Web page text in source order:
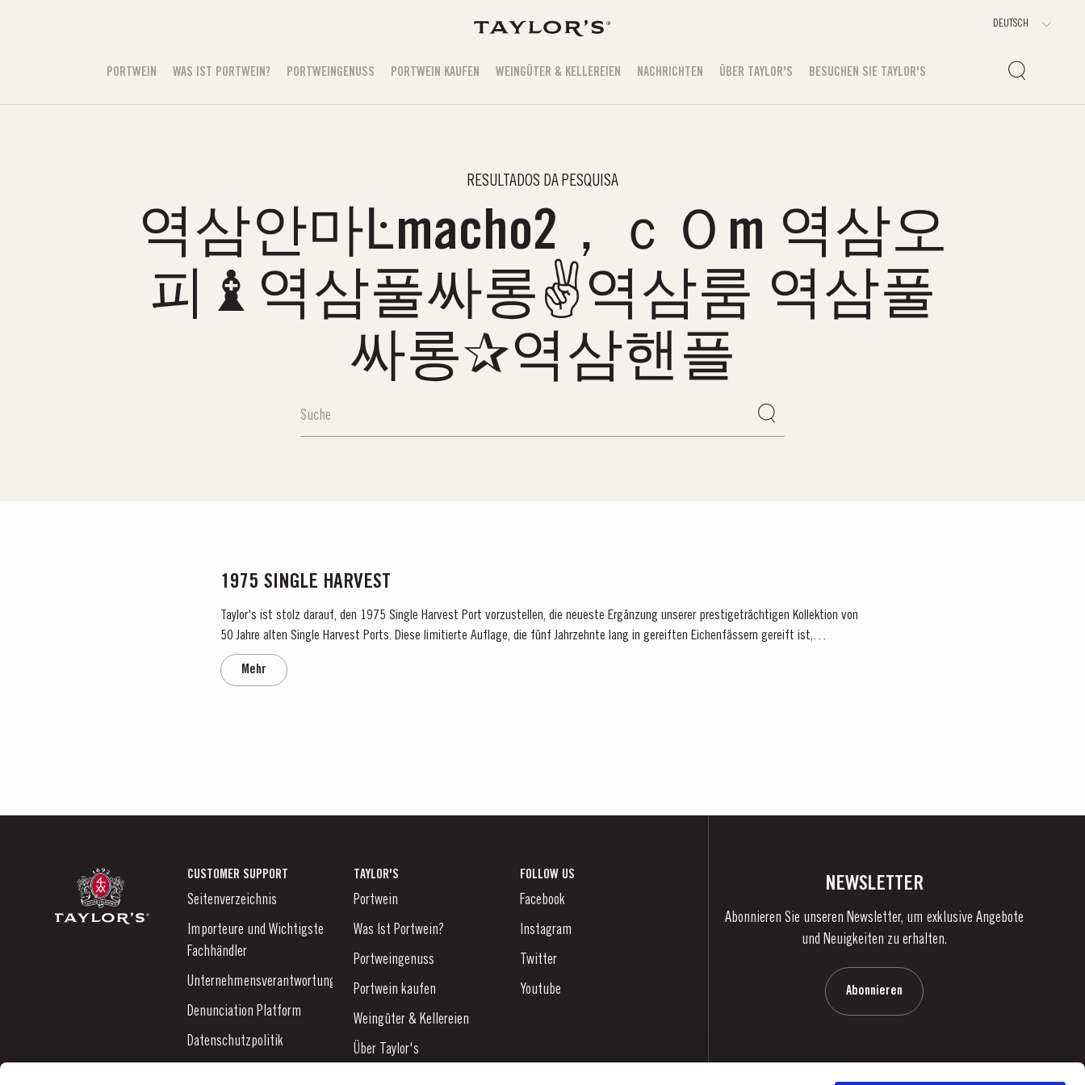
PORTWEIN WAS IST PORTWEIN? PORTWEINGENUSS PORTWEIN KAUFEN WEINGÜTER & KELLEREIEN NACHRICHTEN ÜBER TAYLOR'S BESUCHEN SIE TAYLOR'S
RESULTADOS DA PESQUISA
역삼안마Ŀmacho2，ｃＯm 역삼오
피♝역삼풀싸롱✌역삼룸 역삼풀
싸롱✰역삼핸플
1975 SINGLE HARVEST
Taylor's ist stolz darauf, den 1975 Single Harvest Port vorzustellen, die neueste Ergänzung unserer prestigeträchtigen Kollektion von
50 Jahre alten Single Harvest Ports. Diese limitierte Auflage, die fünf Jahrzehnte lang in gereiften Eichenfässern gereift ist,
verkörpert Taylors Engagement für Exzellenz,...
Mehr
CUSTOMER SUPPORT
Seitenverzeichnis
Importeure und Wichtigste
Fachhändler
Unternehmensverantwortung
Denunciation Platform
Datenschutzpolitik
TAYLOR'S
Portwein
Was Ist Portwein?
Portweingenuss
Portwein kaufen
Weingüter & Kellereien
Über Taylor's
FOLLOW US
Facebook
Instagram
Twitter
Youtube
NEWSLETTER
Abonnieren Sie unseren Newsletter, um exklusive Angebote
und Neuigkeiten zu erhalten.
Abonnieren